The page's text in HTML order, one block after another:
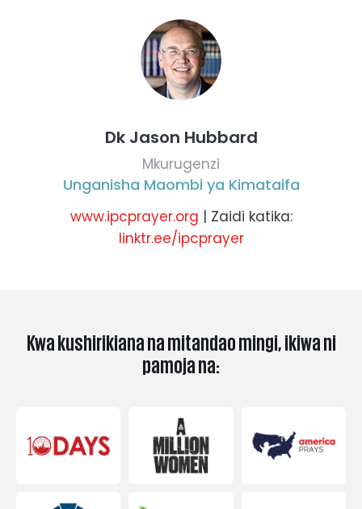
Dk Jason Hubbard
Mkurugenzi
Unganisha Maombi ya Kimataifa
www.ipcprayer.org | Zaidi katika:
linktr.ee/ipcprayer
Kwa kushirikiana na mitandao mingi, ikiwa ni
pamoja na: